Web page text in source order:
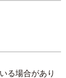
る場合があり